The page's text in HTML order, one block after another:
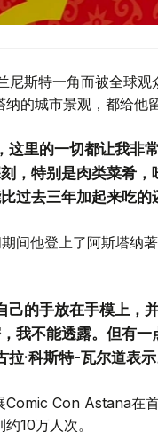
尼斯特一角而被全球
的城市景观，都给他
这里的一切都让我非
，特别是肉类菜肴
过去三年加起来吃的
间他登上了阿斯塔纳
的手放在手模上，
我不能透露。但有
·科斯特-瓦尔道表示
Comic Con Astana在
10万人次。